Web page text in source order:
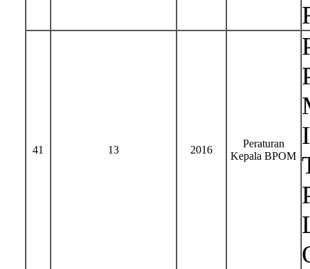
41 13 2016
Peraturan
Kepala BPOM